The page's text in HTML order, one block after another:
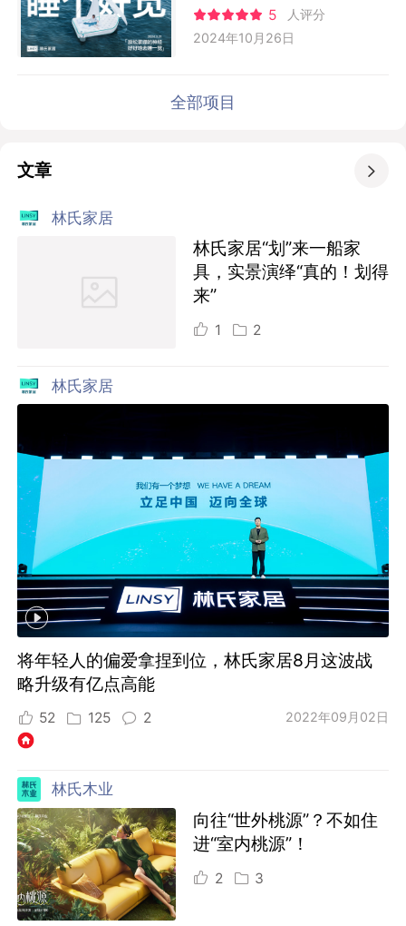
5
人评分
2024年10月26日
全部项目
文章 
林氏家居
林氏家居“划”来一船家
具，实景演绎“真的！划得
来”
1 2
林氏家居
将年轻人的偏爱拿捏到位，林氏家居8月这波战
略升级有亿点高能
52 125 2 2022年09月02日
林氏木业
向往“世外桃源”？不如住
进“室内桃源”！
2 3